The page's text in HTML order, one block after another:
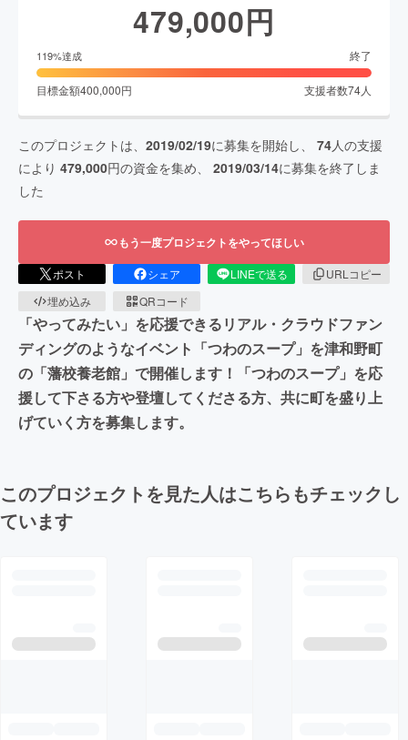
479,000円
119%達成 終了
目標金額400,000円 支援者数74人
このプロジェクトは、 2019/02/19に募集を開始し、 74人の支援
により 479,000円の資金を集め、 2019/03/14に募集を終了しま
した
もう一度プロジェクトをやってほしい
ポスト シェア LINEで送る
URLコピー
埋め込み
QRコード
「やってみたい」を応援できるリアル・クラウドファン
ディングのようなイベント「つわのスープ」を津和野町
の「藩校養老館」で開催します！「つわのスープ」を応
援して下さる方や登壇してくださる方、共に町を盛り上
げていく方を募集します。
このプロジェクトを見た人はこちらもチェックし
ています